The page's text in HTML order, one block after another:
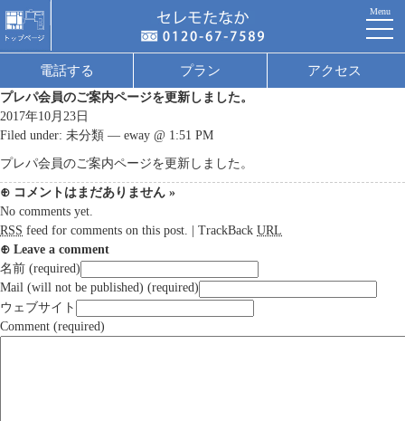
Menu
電話する プラン アクセス
プレパ会員のご案内ページを更新しました。
2017年10月23日
Filed under: 未分類 — eway @ 1:51 PM
プレパ会員のご案内ページを更新しました。
⊕ コメントはまだありません »
No comments yet.
RSS feed for comments on this post. TrackBack URL
⊕ Leave a comment
名前 (required)
Mail (will not be published) (required)
ウェブサイト
Comment (required)